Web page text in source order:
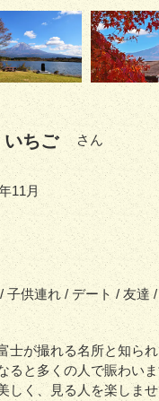
いちご さん
11月
子供連れ / デート / 友達
士が撮れる名所と知ら
ると多くの人で賑わい
しく、見る人を楽しま